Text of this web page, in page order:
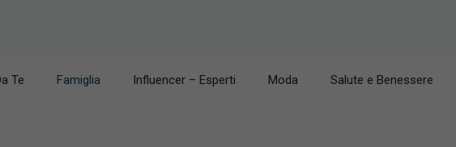
Te Famiglia Influencer – Esperti Moda Salute e Benessere